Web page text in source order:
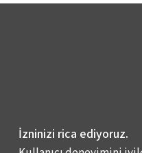
İzninizi rica ediyoruz.